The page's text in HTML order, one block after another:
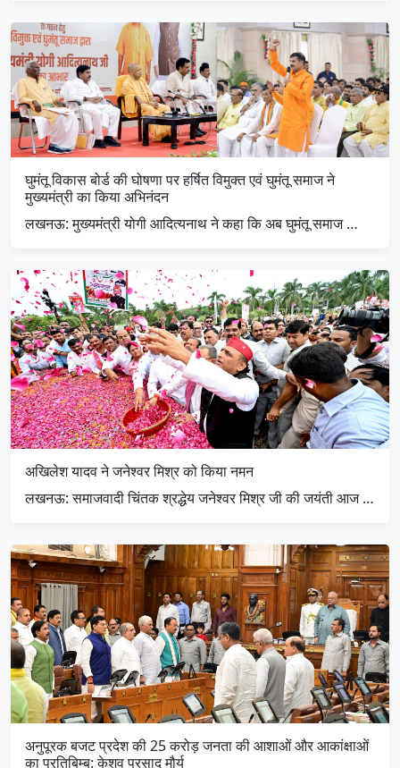
घुमंतू विकास बोर्ड की घोषणा पर हर्षित विमुक्त एवं घुमंतू समाज ने
मुख्यमंत्री का किया अभिनंदन
लखनऊ: मुख्यमंत्री योगी आदित्यनाथ ने कहा कि अब घुमंतू समाज …
अखिलेश यादव ने जनेश्वर मिश्र को किया नमन
लखनऊ: समाजवादी चिंतक श्रद्धेय जनेश्वर मिश्र जी की जयंती आज …
अनुपूरक बजट प्रदेश की 25 करोड़ जनता की आशाओं और आकांक्षाओं
का प्रतिबिम्ब: केशव प्रसाद मौर्य